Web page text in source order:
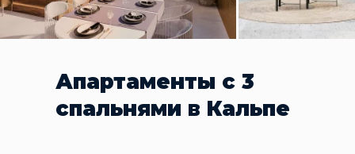
Апартаменты с 3
спальнями в Кальпе